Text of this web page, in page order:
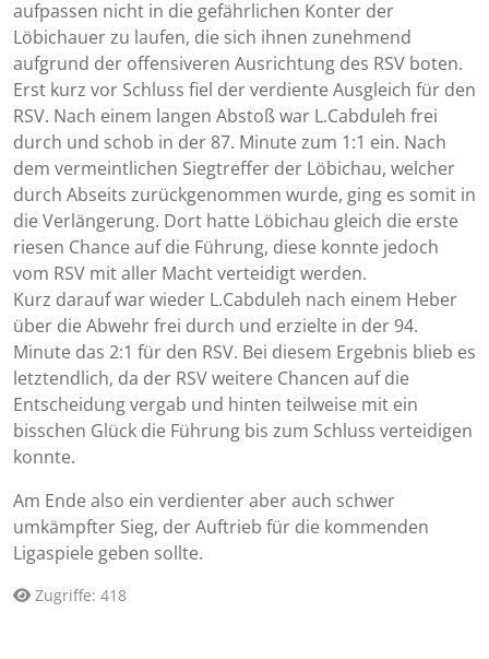
aufpassen nicht in die gefährlichen Konter der
Löbichauer zu laufen, die sich ihnen zunehmend
aufgrund der offensiveren Ausrichtung des RSV boten.
Erst kurz vor Schluss fiel der verdiente Ausgleich für den
RSV. Nach einem langen Abstoß war L.Cabduleh frei
durch und schob in der 87. Minute zum 1:1 ein. Nach
dem vermeintlichen Siegtreffer der Löbichau, welcher
durch Abseits zurückgenommen wurde, ging es somit in
die Verlängerung. Dort hatte Löbichau gleich die erste
riesen Chance auf die Führung, diese konnte jedoch
vom RSV mit aller Macht verteidigt werden.
Kurz darauf war wieder L.Cabduleh nach einem Heber
über die Abwehr frei durch und erzielte in der 94.
Minute das 2:1 für den RSV. Bei diesem Ergebnis blieb es
letztendlich, da der RSV weitere Chancen auf die
Entscheidung vergab und hinten teilweise mit ein
bisschen Glück die Führung bis zum Schluss verteidigen
konnte.
Am Ende also ein verdienter aber auch schwer
umkämpfter Sieg, der Auftrieb für die kommenden
Ligaspiele geben sollte.
Zugriffe: 418